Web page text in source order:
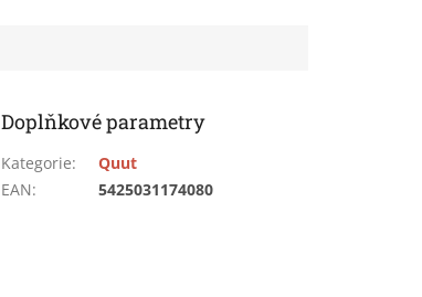
Doplňkové parametry
Kategorie:
Quut
EAN: 5425031174080